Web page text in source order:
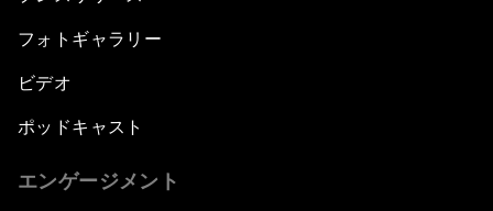
フォトギャラリー
ビデオ
ポッドキャスト
エンゲージメント